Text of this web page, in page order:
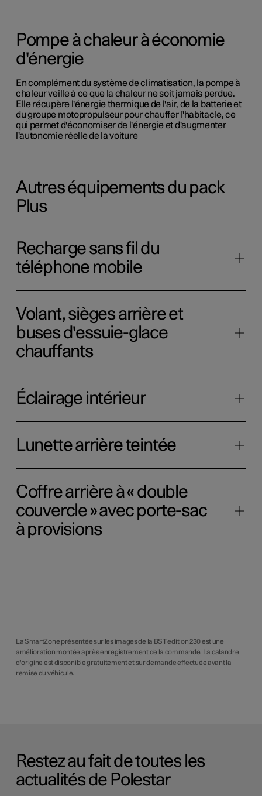
Pompe à chaleur à économie
d'énergie
En complément du système de climatisation, la pompe à
chaleur veille à ce que la chaleur ne soit jamais perdue.
Elle récupère l'énergie thermique de l'air, de la batterie et
du groupe motopropulseur pour chauffer l'habitacle, ce
qui permet d'économiser de l'énergie et d'augmenter
l'autonomie réelle de la voiture
Autres équipements du pack
Plus
Recharge sans fil du
téléphone mobile
Volant, sièges arrière et
buses d'essuie-glace
chauffants
Éclairage intérieur
Lunette arrière teintée
Coffre arrière à « double
couvercle » avec porte-sac
à provisions
La SmartZone présentée sur les images de la BST edition 230 est une
amélioration montée après enregistrement de la commande. La calandre
d'origine est disponible gratuitement et sur demande effectuée avant la
remise du véhicule.
Restez au fait de toutes les
actualités de Polestar